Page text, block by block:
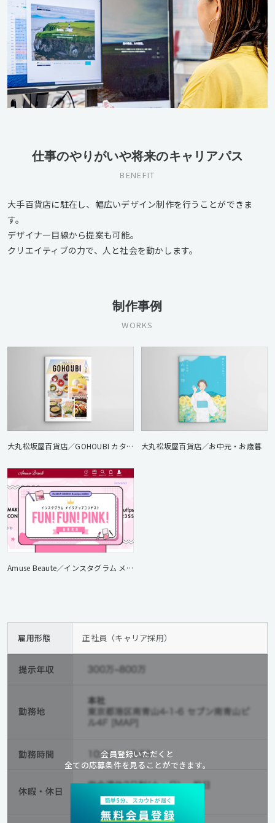
仕事のやりがいや将来のキャリアパス
BENEFIT
大手百貨店に駐在し、幅広いデザイン制作を行うことができま
す。
デザイナー目線から提案も可能。
クリエイティブの力で、人と社会を動かします。
制作事例
WORKS
大丸松坂屋百貨店／GOHOUBI カタログ 大丸松坂屋百貨店／お中元・お歳暮
Amuse Beaute／インスタグラム メイクアップ コンテスト
雇用形態 正社員（キャリア採用）
会員登録いただくと
全ての応募条件を見ることができます。